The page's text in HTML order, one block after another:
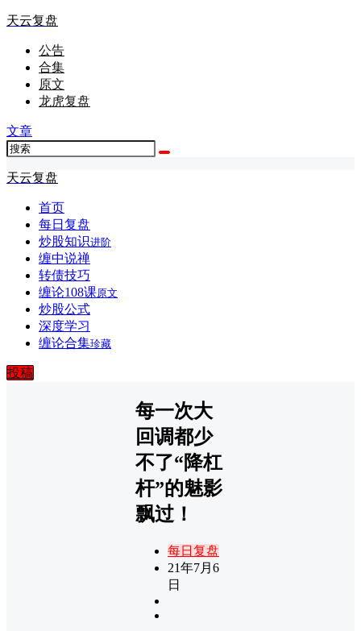
天云复盘
公告
合集
原文
龙虎复盘
文章
天云复盘
首页
每日复盘
炒股知识进阶
缠中说禅
转债技巧
缠论108课原文
炒股公式
深度学习
缠论合集珍藏
投稿
每一次大
回调都少
不了“降杠
杆”的魅影
飘过！
每日复盘
21年7月6
日